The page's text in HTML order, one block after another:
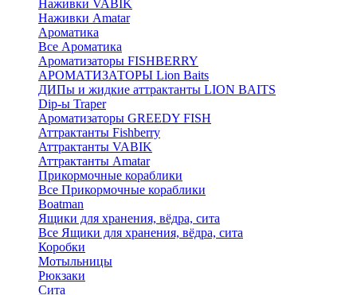
Наживки VABIK
Наживки Amatar
Ароматика
Все Ароматика
Ароматизаторы FISHBERRY
АРОМАТИЗАТОРЫ Lion Baits
ДИПы и жидкие аттрактанты LION BAITS
Dip-ы Traper
Ароматизаторы GREEDY FISH
Аттрактанты Fishberry
Аттрактанты VABIK
Аттрактанты Amatar
Прикормочные кораблики
Все Прикормочные кораблики
Boatman
Ящики для хранения, вёдра, сита
Все Ящики для хранения, вёдра, сита
Коробки
Мотыльницы
Рюкзаки
Сита